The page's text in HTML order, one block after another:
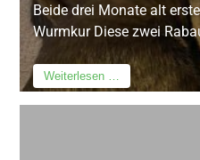
Beide drei Monate alt
Wurmkur Diese zwei
Weiterlesen …